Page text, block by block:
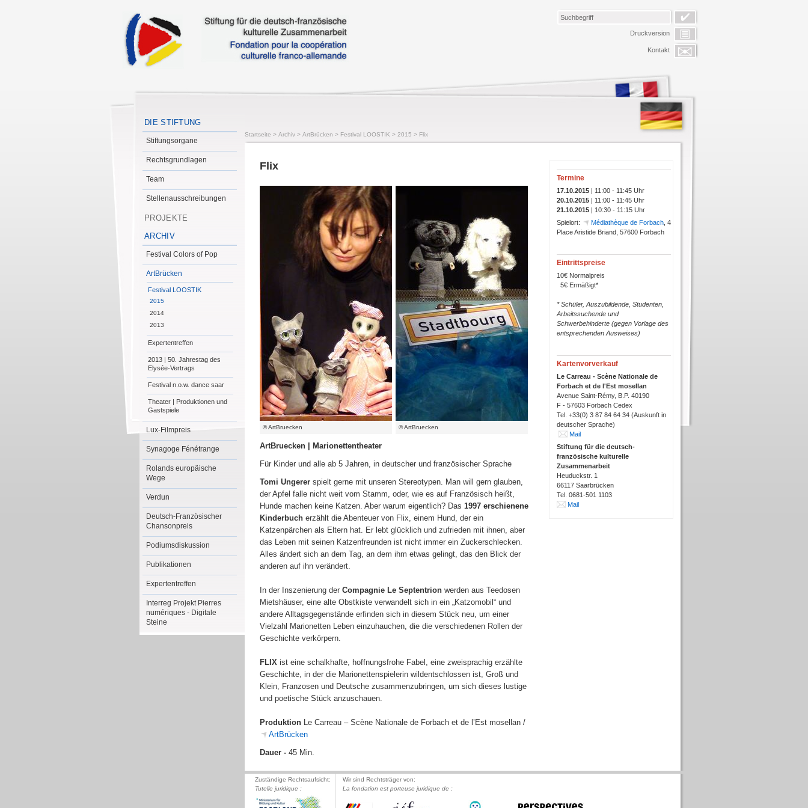
Druckversion
Kontakt
DIE STIFTUNG
Stiftungsorgane
Rechtsgrundlagen
Team
Stellenausschreibungen
PROJEKTE
ARCHIV
Festival Colors of Pop
ArtBrücken
Festival LOOSTIK
2015
2014
2013
Expertentreffen
2013 | 50. Jahrestag des
Elysée-Vertrags
Festival n.o.w. dance saar
Theater | Produktionen und
Gastspiele
Lux-Filmpreis
Synagoge Fénétrange
Rolands europäische
Wege
Verdun
Deutsch-Französischer
Chansonpreis
Podiumsdiskussion
Publikationen
Expertentreffen
Interreg Projekt Pierres
numériques - Digitale
Steine
Startseite > Archiv > ArtBrücken > Festival LOOSTIK > 2015 > Flix
Flix
© ArtBruecken © ArtBruecken
ArtBruecken
Marionettentheater
Für Kinder und alle ab 5 Jahren, in deutscher und französischer Sprache
Tomi Ungerer spielt gerne mit unseren Stereotypen. Man will gern glauben,
der Apfel falle nicht weit vom Stamm, oder, wie es auf Französisch heißt,
Hunde machen keine Katzen. Aber warum eigentlich? Das 1997 erschienene
Kinderbuch erzählt die Abenteuer von Flix, einem Hund, der ein
Katzenpärchen als Eltern hat. Er lebt glücklich und zufrieden mit ihnen, aber
das Leben mit seinen Katzenfreunden ist nicht immer ein Zuckerschlecken.
Alles ändert sich an dem Tag, an dem ihm etwas gelingt, das den Blick der
anderen auf ihn verändert.
In der Inszenierung der Compagnie Le Septentrion werden aus Teedosen
Mietshäuser, eine alte Obstkiste verwandelt sich in ein „Katzomobil“ und
andere Alltagsgegenstände erfinden sich in diesem Stück neu, um einer
Vielzahl Marionetten Leben einzuhauchen, die die verschiedenen Rollen der
Geschichte verkörpern.
FLIX ist eine schalkhafte, hoffnungsfrohe Fabel, eine zweisprachig erzählte
Geschichte, in der die Marionettenspielerin wildentschlossen ist, Groß und
Klein, Franzosen und Deutsche zusammenzubringen, um sich dieses lustige
und poetische Stück anzuschauen.
Produktion Le Carreau – Scène Nationale de Forbach et de l’Est mosellan /
ArtBrücken
Dauer - 45 Min.
Termine
17.10.2015 | 11:00 - 11:45 Uhr
20.10.2015 | 11:00 - 11:45 Uhr
21.10.2015 | 10:30 - 11:15 Uhr
Spielort:
Médiathèque de Forbach , 4
Place Aristide Briand, 57600 Forbach
Eintrittspreise
10€ Normalpreis
5€ Ermäßigt*
* Schüler, Auszubildende, Studenten,
Arbeitssuchende und
Schwerbehinderte (gegen Vorlage des
entsprechenden Ausweises)
Kartenvorverkauf
Le Carreau - Scène Nationale de
Forbach et de l'Est mosellan
Avenue Saint-Rémy, B.P. 40190
F - 57603 Forbach Cedex
Tel. +33(0) 3 87 84 64 34 (Auskunft in
deutscher Sprache)
Mail
Stiftung für die deutsch-
französische kulturelle
Zusammenarbeit
Heuduckstr. 1
66117 Saarbrücken
Tel. 0681-501 1103
Mail
Zuständige Rechtsaufsicht:
Tutelle juridique :
Wir sind Rechtsträger von:
La fondation est porteuse juridique de :